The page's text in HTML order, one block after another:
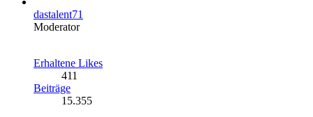
dastalent71
Moderator
Erhaltene Likes
411
Beiträge
15.355